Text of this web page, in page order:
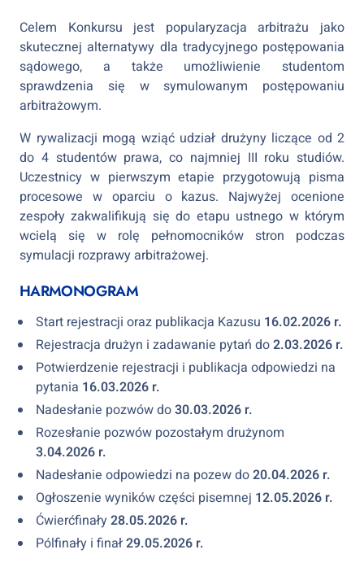
Celem Konkursu jest popularyzacja arbitrażu jako
skutecznej alternatywy dla tradycyjnego postępowania
sądowego, a także umożliwienie studentom
sprawdzenia się w symulowanym postępowaniu
arbitrażowym.
W rywalizacji mogą wziąć udział drużyny liczące od 2
do 4 studentów prawa, co najmniej III roku studiów.
Uczestnicy w pierwszym etapie przygotowują pisma
procesowe w oparciu o kazus. Najwyżej ocenione
zespoły zakwalifikują się do etapu ustnego w którym
wcielą się w rolę pełnomocników stron podczas
symulacji rozprawy arbitrażowej.
HARMONOGRAM
Start rejestracji oraz publikacja Kazusu 16.02.2026 r.
Rejestracja drużyn i zadawanie pytań do2.03.2026 r.
Potwierdzenie rejestracji i publikacja odpowiedzi na
pytania 16.03.2026 r.
Nadesłanie pozwów do30.03.2026 r.
Rozesłanie pozwów pozostałym drużynom
3.04.2026 r.
Nadesłanie odpowiedzi na pozew do20.04.2026 r.
Ogłoszenie wyników części pisemnej 12.05.2026 r.
Ćwierćfinały28.05.2026 r.
Pólfinały i finał29.05.2026 r.